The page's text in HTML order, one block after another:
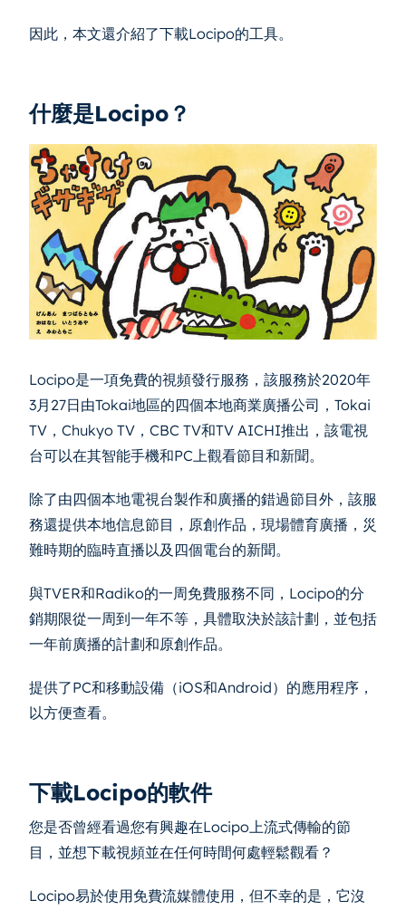
因此，本文還介紹了下載Locipo的工具。
什麼是Locipo？
Locipo是一項免費的視頻發行服務，該服務於2020年
3月27日由Tokai地區的四個本地商業廣播公司，Tokai
TV，Chukyo TV，CBC TV和TV AICHI推出，該電視
台可以在其智能手機和PC上觀看節目和新聞。
除了由四個本地電視台製作和廣播的錯過節目外，該服
務還提供本地信息節目，原創作品，現場體育廣播，災
難時期的臨時直播以及四個電台的新聞。
與TVER和Radiko的一周免費服務不同，Locipo的分
銷期限從一周到一年不等，具體取決於該計劃，並包括
一年前廣播的計劃和原創作品。
提供了PC和移動設備（iOS和Android）的應用程序，
以方便查看。
下載Locipo的軟件
您是否曾經看過您有興趣在Locipo上流式傳輸的節
目，並想下載視頻並在任何時間何處輕鬆觀看？
Locipo易於使用免費流媒體使用，但不幸的是，它沒